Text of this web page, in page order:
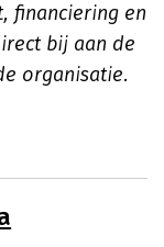
financiering en
bij aan de
organisatie.